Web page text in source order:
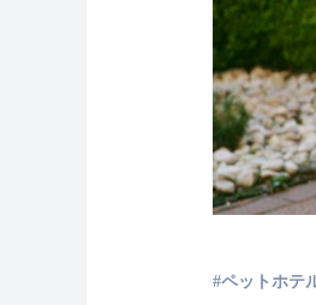
ペットホテ